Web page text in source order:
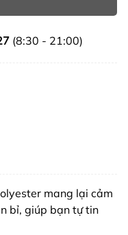
(8:30 - 21:00)
mang lại cảm
bỉ, giúp bạn tự tin